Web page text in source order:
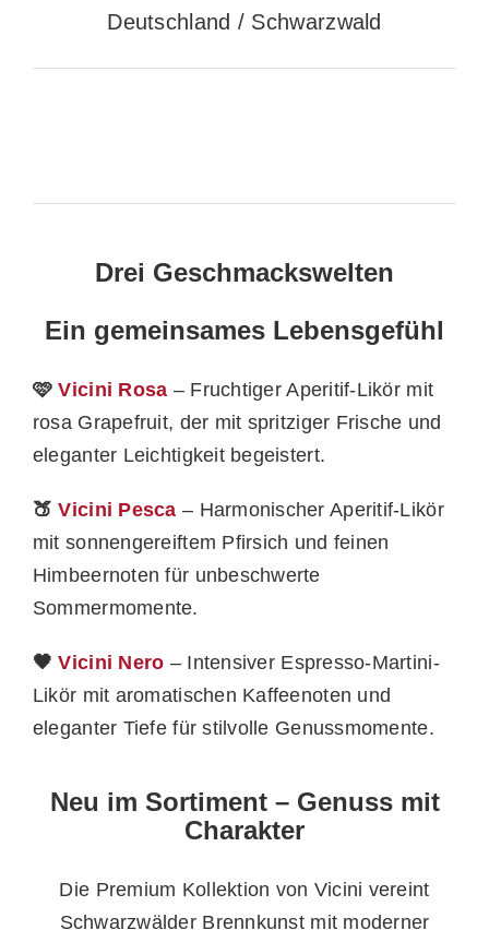
Deutschland / Schwarzwald
Drei Geschmackswelten
Ein gemeinsames Lebensgefühl
🩷Vicini Rosa – Fruchtiger Aperitif-Likör mit
rosa Grapefruit, der mit spritziger Frische und
eleganter Leichtigkeit begeistert.
🍑Vicini Pesca – Harmonischer Aperitif-Likör
mit sonnengereiftem Pfirsich und feinen
Himbeernoten für unbeschwerte
Sommermomente.
🖤 Vicini Nero – Intensiver Espresso-Martini-
Likör mit aromatischen Kaffeenoten und
eleganter Tiefe für stilvolle Genussmomente.
Neu im Sortiment – Genuss mit
Charakter
Die Premium Kollektion von Vicini vereint
Schwarzwälder Brennkunst mit moderner